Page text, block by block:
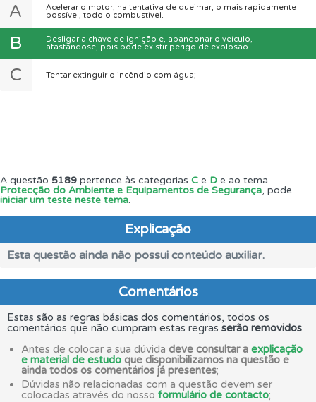
A
Acelerar o motor, na tentativa de queimar, o mais rapidamente
possível, todo o combustível.
B
Desligar a chave de ignição e, abandonar o veículo,
afastandose, pois pode existir perigo de explosão.
C Tentar extinguir o incêndio com água;
A questão 5189 pertence às categorias C e D e ao tema
Protecção do Ambiente e Equipamentos de Segurança, pode
iniciar um teste neste tema.
Explicação
Esta questão ainda não possui conteúdo auxiliar.
Comentários
Estas são as regras básicas dos comentários, todos os
comentários que não cumpram estas regras serão removidos.
Antes de colocar a sua dúvida deve consultar a explicação
e material de estudo que disponibilizamos na questão e
ainda todos os comentários já presentes;
Dúvidas não relacionadas com a questão devem ser
colocadas através do nosso formulário de contacto;